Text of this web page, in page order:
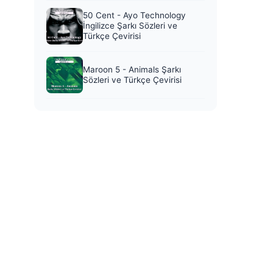
50 Cent - Ayo Technology
İngilizce Şarkı Sözleri ve
Türkçe Çevirisi
Maroon 5 - Animals Şarkı
Sözleri ve Türkçe Çevirisi